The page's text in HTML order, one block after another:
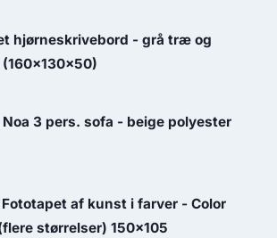
hjørneskrivebord - grå træ og
Noa 3 pers. sofa - beige polyester
Fototapet af kunst i farver - Color
størrelser) 150x105